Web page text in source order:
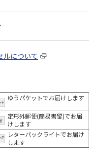
ルについて
ゆうパケットでお届けします
定形外郵便(簡易書留)でお届
けします
レターパックライトでお届け
します